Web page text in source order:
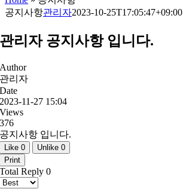
공지사항관리자2023-10-25T17:05:47+09:00
관리자 공지사항 입니다.
Author
관리자
Date
2023-11-27 15:04
Views
376
공지사항 입니다.
Like0 Unlike0
Print
Total Reply0